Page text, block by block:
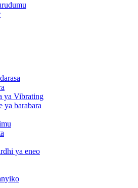
ya Vibrating
ya barabara
ya eneo